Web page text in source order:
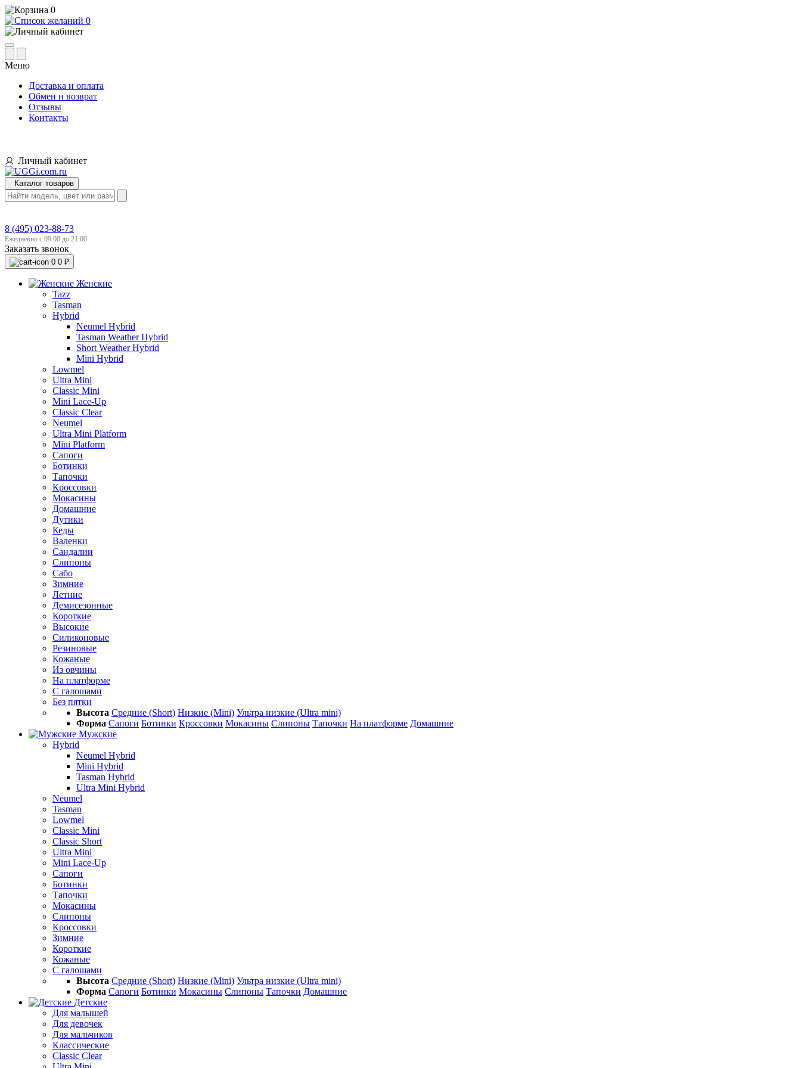
0
0
Меню
Доставка и оплата
Обмен и возврат
Отзывы
Контакты
Личный кабинет
Каталог товаров
8 (495) 023-88-73
Ежедневно с 09:00 до 21:00
Заказать звонок
0 0 ₽
Женские
Tazz
Tasman
Hybrid
Neumel Hybrid
Tasman Weather Hybrid
Short Weather Hybrid
Mini Hybrid
Lowmel
Ultra Mini
Classic Mini
Mini Lace-Up
Classic Clear
Neumel
Ultra Mini Platform
Mini Platform
Сапоги
Ботинки
Тапочки
Кроссовки
Мокасины
Домашние
Дутики
Кеды
Валенки
Сандалии
Слипоны
Сабо
Зимние
Летние
Демисезонные
Короткие
Высокие
Силиконовые
Резиновые
Кожаные
Из овчины
На платформе
С галошами
Без пятки
Высота Средние (Short) Низкие (Mini) Ультра низкие (Ultra mini)
Форма Сапоги Ботинки Кроссовки Мокасины Слипоны Тапочки На платформе Домашние
Мужские
Hybrid
Neumel Hybrid
Mini Hybrid
Tasman Hybrid
Ultra Mini Hybrid
Neumel
Tasman
Lowmel
Classic Mini
Classic Short
Ultra Mini
Mini Lace-Up
Сапоги
Ботинки
Тапочки
Мокасины
Слипоны
Кроссовки
Зимние
Короткие
Кожаные
С галошами
Высота Средние (Short) Низкие (Mini) Ультра низкие (Ultra mini)
Форма Сапоги Ботинки Мокасины Слипоны Тапочки Домашние
Детские
Для малышей
Для девочек
Для мальчиков
Классические
Classic Clear